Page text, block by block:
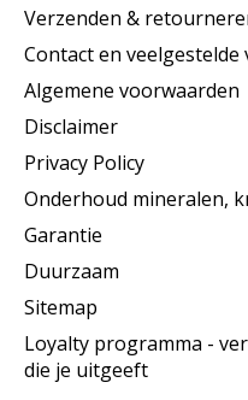
Verzenden &
Contact en veelgestelde
Algemene voorwaarden
Disclaimer
Privacy Policy
Onderhoud mineralen,
Garantie
Duurzaam
Sitemap
Loyalty programma -
die je uitgeeft